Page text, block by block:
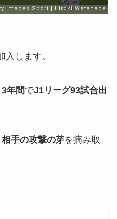
入します。
3年間でJ1リーグ93試合出
相手の攻撃の芽を摘み取